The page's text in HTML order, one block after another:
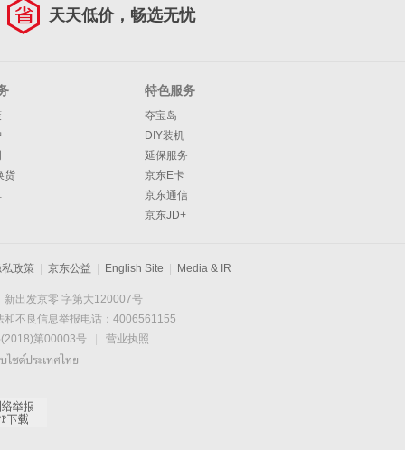
天天低价，畅选无忧
货
特色服务
夺宝岛
DIY装机
延保服务
京东E卡
京东通信
京东JD+
政策 京东公益 English Site Media & IR
新出发京零 字第大120007号
和不良信息举报电话：4006561155
第00003号
营业执照